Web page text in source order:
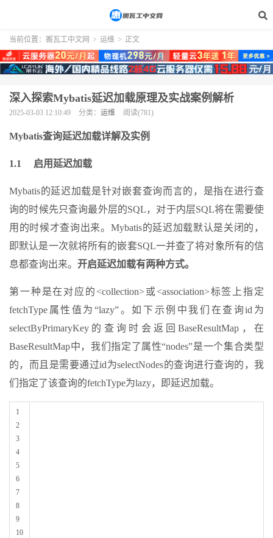
当前位置： 搬瓦工中文网 > 运维 > 正文
深入探索Mybatis延迟加载原理及实战案例解析
2025-03-03 12:10:49 分类： 运维 阅读(781)
Mybatis查询延迟加载详解及实例
1.1 启用延迟加载
Mybatis的延迟加载是针对嵌套查询而言的，是指在进行查
询的时候先只查询最外层的SQL，对于内层SQL将在需要使
用的时候才查询出来。Mybatis的延迟加载默认是关闭的，
即默认是一次就将所有的嵌套SQL一并查了将对象所有的信
息都查询出来。 开启延迟加载有两种方式。
第一种是在对应的<collection>或<association>标签上指定
fetchType属性值为“lazy”。如下示例中我们在查询id为
selectByPrimaryKey的查询时会返回BaseResultMap，在
BaseResultMap中，我们指定了属性“nodes”是一个集合类型
的，而且是需要通过id为selectNodes的查询进行查询的，我
们指定了该查询的fetchType为lazy，即延迟加载。
1
2
3
4
5
6
7
8
9
10